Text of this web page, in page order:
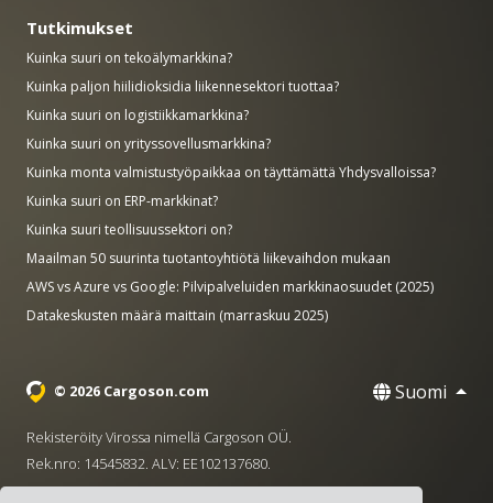
Tutkimukset
Kuinka suuri on tekoälymarkkina?
Kuinka paljon hiilidioksidia liikennesektori tuottaa?
Kuinka suuri on logistiikkamarkkina?
Kuinka suuri on yrityssovellusmarkkina?
Kuinka monta valmistustyöpaikkaa on täyttämättä Yhdysvalloissa?
Kuinka suuri on ERP-markkinat?
Kuinka suuri teollisuussektori on?
Maailman 50 suurinta tuotantoyhtiötä liikevaihdon mukaan
AWS vs Azure vs Google: Pilvipalveluiden markkinaosuudet (2025)
Datakeskusten määrä maittain (marraskuu 2025)
© 2026 Cargoson.com Suomi
Rekisteröity Virossa nimellä Cargoson OÜ.
Rek.nro: 14545832. ALV: EE102137680.